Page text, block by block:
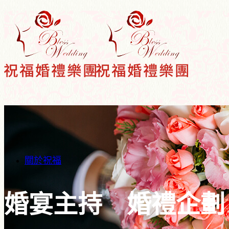
關於祝福
婚宴主持 婚禮企